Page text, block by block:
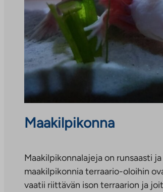
Maakilpikonna
Maakilpikonnalajeja on runsaasti
maakilpikonnia terraario-oloihin
vaatii riittävän ison terraarion ja